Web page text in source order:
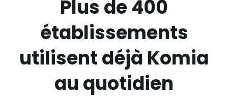
Plus de 400
établissements
utilisent déjà Komia
au quotidien